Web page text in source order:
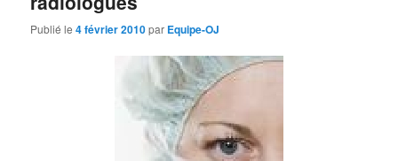
Publié le4 février 2010par Equipe-OJ